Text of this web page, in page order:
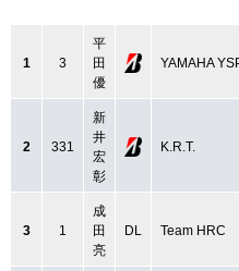
1 3
平
田
優
YAMAHA
2 331
新
井
宏
彰
K.R.T.
3 1
成
田
亮
DL Team HRC